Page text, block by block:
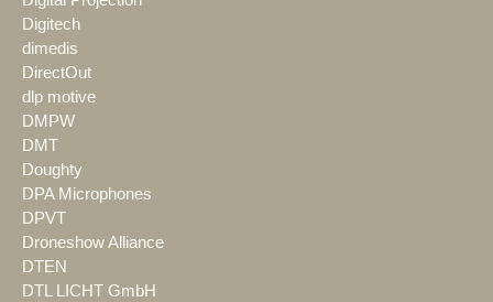
Digitech
dimedis
DirectOut
dlp motive
DMPW
DMT
Doughty
DPA Microphones
DPVT
Droneshow Alliance
DTEN
DTL LICHT GmbH